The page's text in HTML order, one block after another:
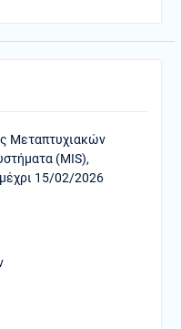
Μεταπτυχιακών
(MIS),
15/02/2026